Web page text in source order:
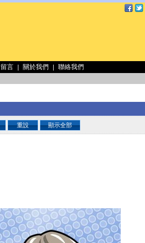
留言 關於我們 聯絡我們
重設 顯示全部